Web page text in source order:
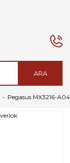
ARA
Pegasus MX3216-